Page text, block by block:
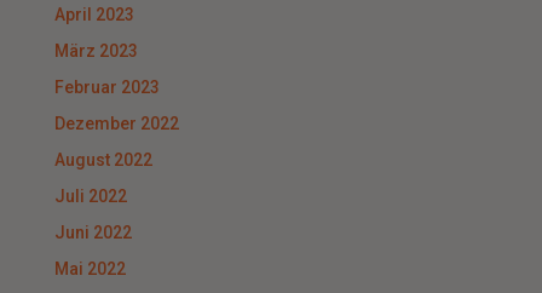
April 2023
März 2023
Februar 2023
Dezember 2022
August 2022
Juli 2022
Juni 2022
Mai 2022